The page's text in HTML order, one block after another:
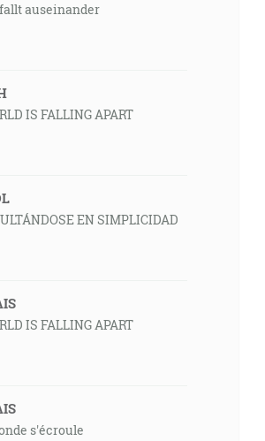
auseinander
IS FALLING APART
EN SIMPLICIDAD
IS FALLING APART
s'écroule